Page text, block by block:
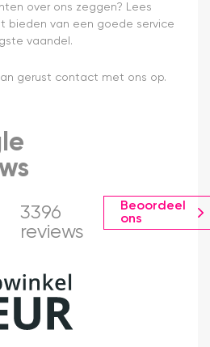
over ons zeggen? Lees
bieden van een goede service
vaandel.
gerust contact met ons op.
3396
reviews
Beoordeel
ons